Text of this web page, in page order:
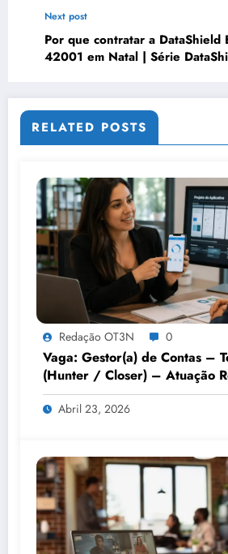
Next post
Por que contratar a DataShield
42001 em Natal | Série
RELATED POSTS
Redação OT3N 0
Vaga: Gestor(a) de Contas –
(Hunter / Closer) – Atuação
Estratégica – Remoto
Abril 23, 2026